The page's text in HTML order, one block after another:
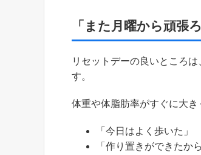
「また月曜から頑張
リセットデーの良いところ
す。
体重や体脂肪率がすぐに大き
「今日はよく歩いた」
「作り置きができたか